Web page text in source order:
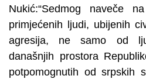
Nukić:“Sedmog naveče
primjećenih ljudi, ubijenih
agresija, ne samo od
današnjih prostora
potpomognutih od srpskih